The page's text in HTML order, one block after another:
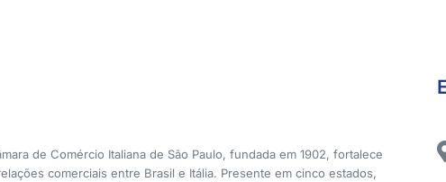
de Comércio Italiana de São Paulo, fundada em 1902, fortalece
comerciais entre Brasil e Itália. Presente em cinco estados,